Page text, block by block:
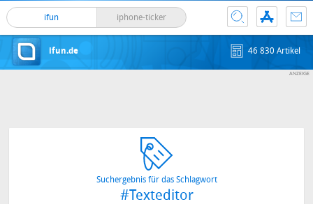
ifun iphone-ticker
ifun.de 46 830 Artikel
Suchergebnis für das Schlagwort
#Texteditor